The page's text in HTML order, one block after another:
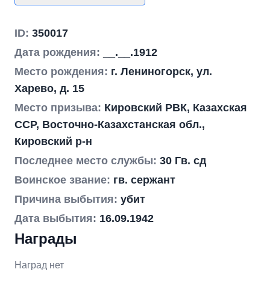
ID: 350017
Дата рождения:
__.__.1912
Место рождения: г. Лениногорск, ул.
Харево, д. 15
Место призыва: Кировский РВК, Казахская
ССР, Восточно-Казахстанская обл.,
Кировский р-н
Последнее место службы: 30 Гв. сд
Воинское звание: гв. сержант
Причина выбытия: убит
Дата выбытия: 16.09.1942
Награды
Наград нет